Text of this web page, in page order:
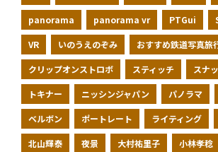
panorama panorama vr PTGui
VR いのうえのぞみ おすすめ鉄道写真旅
クリップオンストロボ スティッチ スナ
トキナー ニッシンジャパン パノラマ
ベルボン ポートレート ライティング
北山輝泰 夜景 大村祐里子 小林孝稔